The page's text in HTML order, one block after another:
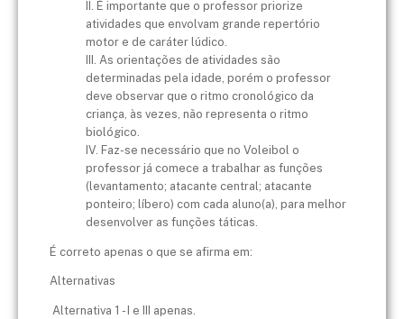
II. É importante que o professor priorize
atividades que envolvam grande repertório
motor e de caráter lúdico.
III. As orientações de atividades são
determinadas pela idade, porém o professor
deve observar que o ritmo cronológico da
criança, às vezes, não representa o ritmo
biológico.
IV. Faz-se necessário que no Voleibol o
professor já comece a trabalhar as funções
(levantamento; atacante central; atacante
ponteiro; líbero) com cada aluno(a), para melhor
desenvolver as funções táticas.
É correto apenas o que se afirma em:
Alternativas
Alternativa 1 - I e III apenas.